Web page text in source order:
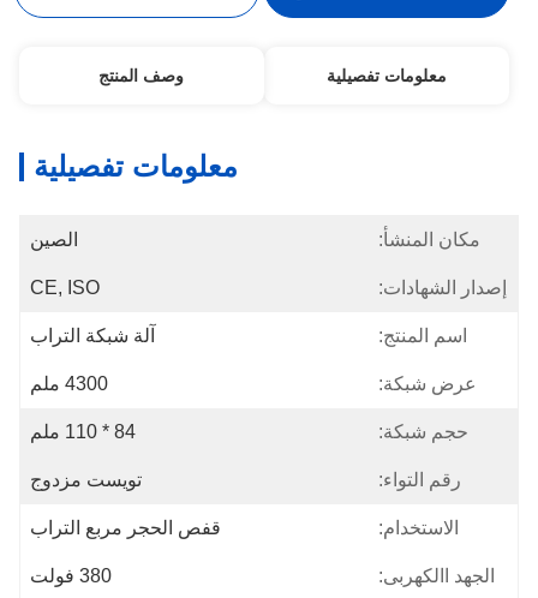
معلومات تفصيلية وصف المنتج
معلومات تفصيلية
مكان المنشأ: الصين
إصدار الشهادات: CE, ISO
اسم المنتج: آلة شبكة التراب
عرض شبكة: 4300 ملم
حجم شبكة: 84 * 110 ملم
رقم التواء: تويست مزدوج
الاستخدام: قفص الحجر مربع التراب
الجهد االكهربى: 380 فولت